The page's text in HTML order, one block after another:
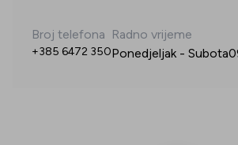
Broj telefona
+385 6472 350
Radno vrijeme
Ponedjeljak - Subota